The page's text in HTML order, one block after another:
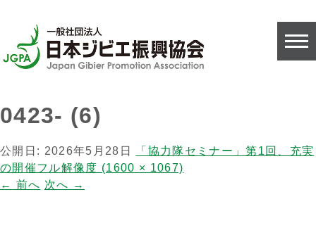
0423- (6)
公開日: 2026年5月28日
「協力隊セミナー」第1回、充実
の開催フル解像度 (1600 × 1067)
← 前へ 次へ →